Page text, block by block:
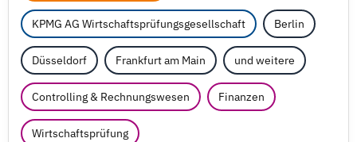
KPMG AG Wirtschaftsprüfungsgesellschaft Berlin
Düsseldorf Frankfurt am Main und weitere
Controlling & Rechnungswesen Finanzen
Wirtschaftsprüfung